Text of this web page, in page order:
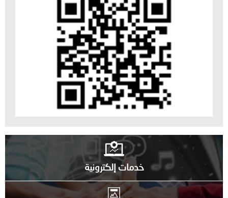
خدمات إلكترونية